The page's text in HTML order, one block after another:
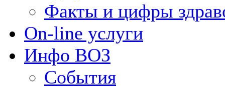
Факты и цифры
On-line услуги
Инфо ВОЗ
События